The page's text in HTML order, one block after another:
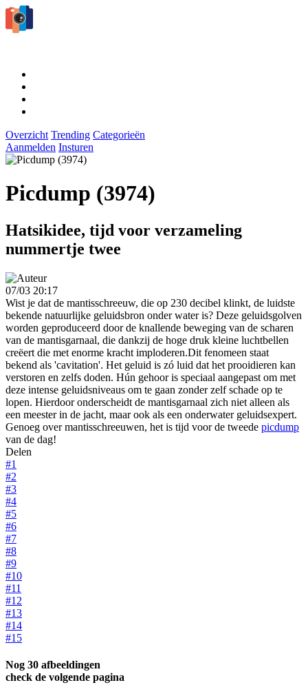
Overzicht Trending Categorieën
Aanmelden Insturen
Picdump (3974)
Hatsikidee, tijd voor verzameling
nummertje twee
07/03 20:17
Wist je dat de mantisschreeuw, die op 230 decibel klinkt, de luidste
bekende natuurlijke geluidsbron onder water is? Deze geluidsgolven
worden geproduceerd door de knallende beweging van de scharen
van de mantisgarnaal, die dankzij de hoge druk kleine luchtbellen
creëert die met enorme kracht imploderen.Dit fenomeen staat
bekend als 'cavitation'. Het geluid is zó luid dat het prooidieren kan
verstoren en zelfs doden. Hún gehoor is speciaal aangepast om met
deze intense geluidsniveaus om te gaan zonder zelf schade op te
lopen. Hierdoor onderscheidt de mantisgarnaal zich niet alleen als
een meester in de jacht, maar ook als een onderwater geluidsexpert.
Genoeg over mantisschreeuwen, het is tijd voor de tweede picdump
van de dag!
Delen
#1
#2
#3
#4
#5
#6
#7
#8
#9
#10
#11
#12
#13
#14
#15
Nog 30 afbeeldingen
check de volgende pagina